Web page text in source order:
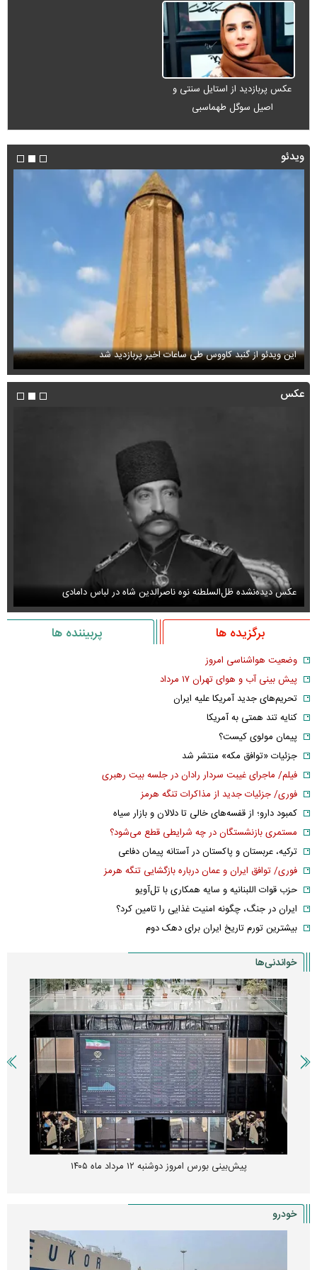
عکس پربازدید از استایل سنتی و
اصیل سوگل طهماسبی
ویدئو
این ویدئو از گنبد کاووس طی ساعات اخیر پربازدید شد
عکس
عکس دیده‌نشده ظل‌السلطنه نوه ناصرالدین شاه در لباس دامادی
برگزیده ها پربیننده ها
وضعیت هواشناسی امروز
پیش بینی آب و هوای تهران ۱۷ مرداد
تحریم‌های جدید آمریکا علیه ایران
کنایه تند همتی به آمریکا
پیمان مولوی کیست؟
جزئیات «توافق مکه» منتشر شد
فیلم/ ماجرای غیبت سردار رادان در جلسه بیت رهبری
فوری/ جزئیات جدید از مذاکرات تنگه هرمز
کمبود دارو؛ از قفسه‌های خالی تا دلالان و بازار سیاه
مستمری بازنشستگان در چه شرایطی قطع می‌شود؟
ترکیه، عربستان و پاکستان در آستانه پیمان دفاعی
فوری/ توافق ایران و عمان درباره بازگشایی تنگه هرمز
حزب قوات اللبنانیه و سایه همکاری با تل‌آویو
ایران در جنگ، چگونه امنیت غذایی را تامین کرد؟
بیشترین تورم تاریخ ایران برای دهک دوم
خواندنی‌ها
پیش‌بینی بورس امروز دوشنبه ۱۲ مرداد ماه ۱۴۰۵
خودرو